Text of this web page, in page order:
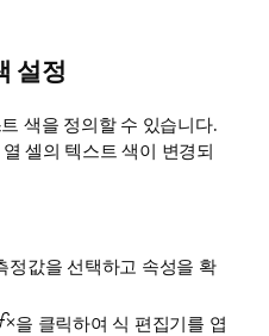
설정
색을 정의할 수 있습니다.
셀의 텍스트 색이 변경되
정값을 선택하고 속성을 확
을 클릭하여 식 편집기를 엽